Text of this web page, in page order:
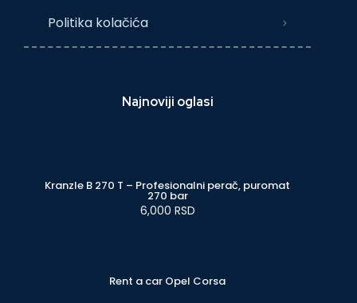
Politika kolačića
Najnoviji oglasi
Kranzle B 270 T – Profesionalni perač, puromat
270 bar
6,000 RSD
Rent a car Opel Corsa